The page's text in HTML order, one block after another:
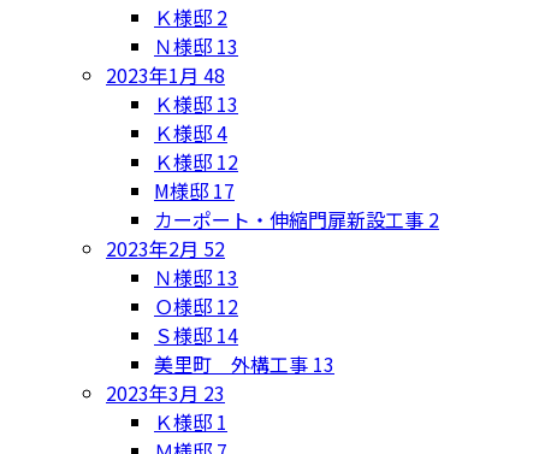
Ｋ様邸 2
Ｎ様邸 13
2023年1月 48
Ｋ様邸 13
Ｋ様邸4
Ｋ様邸 12
M様邸 17
カーポート・伸縮門扉新設工事 2
2023年2月 52
Ｎ様邸 13
Ｏ様邸 12
Ｓ様邸 14
美里町 外構工事 13
2023年3月 23
Ｋ様邸 1